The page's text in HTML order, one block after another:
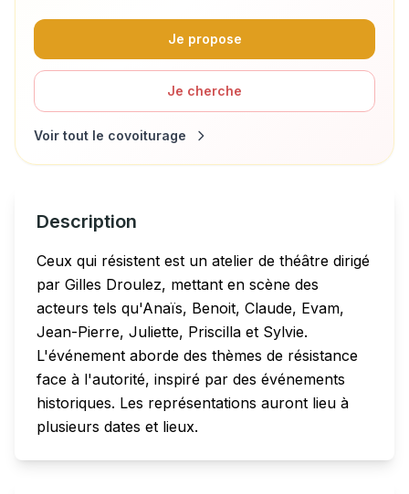
Je propose
Je cherche
Voir tout le covoiturage
Description
Ceux qui résistent est un atelier de théâtre dirigé
par Gilles Droulez, mettant en scène des
acteurs tels qu'Anaïs, Benoit, Claude, Evam,
Jean-Pierre, Juliette, Priscilla et Sylvie.
L'événement aborde des thèmes de résistance
face à l'autorité, inspiré par des événements
historiques. Les représentations auront lieu à
plusieurs dates et lieux.